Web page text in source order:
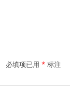
必填项已用 * 标注